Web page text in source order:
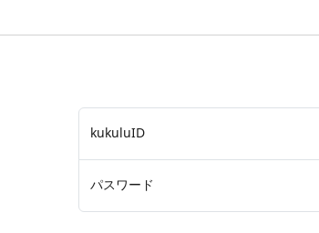
kukuluID
パスワード